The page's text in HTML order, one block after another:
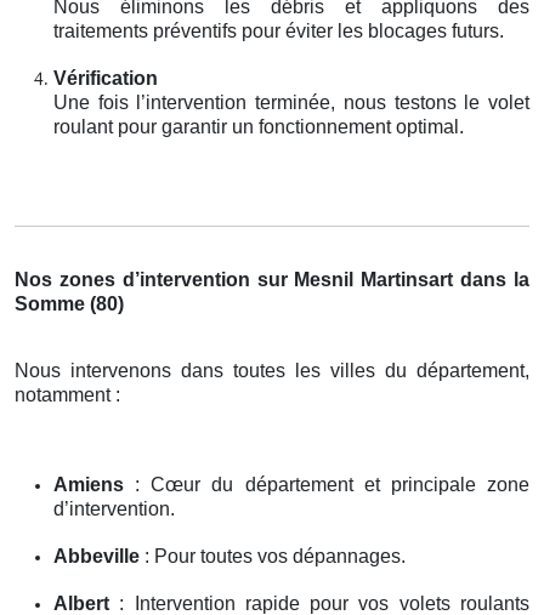
Nous éliminons les débris et appliquons des
traitements préventifs pour éviter les blocages futurs.
Vérification
Une fois l’intervention terminée, nous testons le volet
roulant pour garantir un fonctionnement optimal.
Nos zones d’intervention sur Mesnil Martinsart dans la
Somme (80)
Nous intervenons dans toutes les villes du département,
notamment :
Amiens : Cœur du département et principale zone
d’intervention.
Abbeville : Pour toutes vos dépannages.
Albert : Intervention rapide pour vos volets roulants